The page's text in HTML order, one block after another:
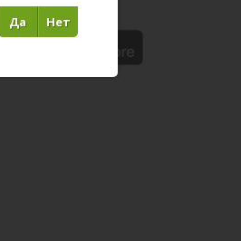
ладони
Нет
Да